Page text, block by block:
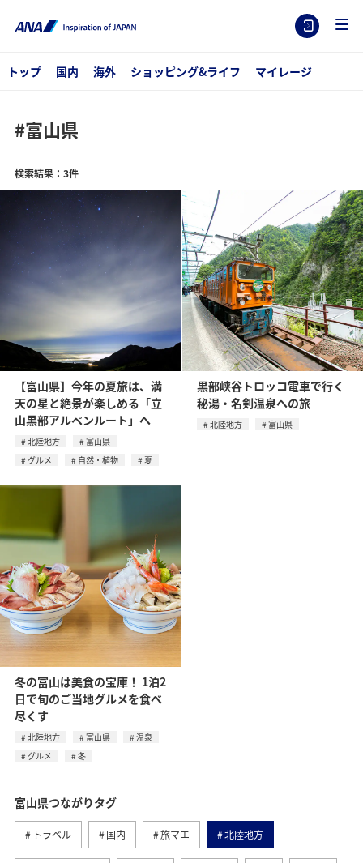
トップ 国内 海外 ショッピング&ライフ マイレージ
#富山県
検索結果：3件
【富山県】今年の夏旅は、満
天の星と絶景が楽しめる「立
山黒部アルペンルート」へ
北陸地方
富山県
グルメ
自然・植物 夏
黒部峡谷トロッコ電車で行く
秘湯・名剣温泉への旅
北陸地方 富山県
冬の富山は美食の宝庫！ 1泊2
日で旬のご当地グルメを食べ
尽くす
北陸地方 富山県
温泉
グルメ
冬
富山県つながりタグ
トラベル 国内 旅マエ 北陸地方